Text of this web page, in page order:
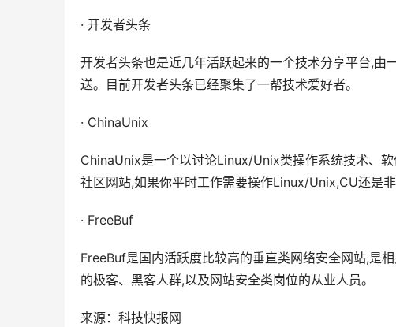
· 开发者头条
开发者头条也是近几年活跃起来的一个技术分享平台,由
送。目前开发者头条已经聚集了一帮技术爱好者。
· ChinaUnix
ChinaUnix是一个以讨论Linux/Unix类操作系统技术、
社区网站,如果你平时工作需要操作Linux/Unix,CU还是非
· FreeBuf
FreeBuf是国内活跃度比较高的垂直类网络安全网站,是
的极客、黑客人群,以及网站安全类岗位的从业人员。
来源：科技快报网